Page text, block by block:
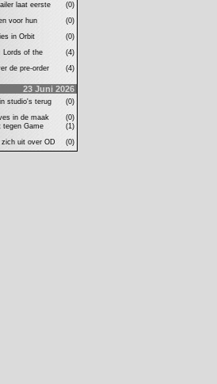
laat eerste
(0)
voor hun
(0)
in Orbit
(0)
Lords of the
(4)
de pre-order
(4)
23 Juni 2026
studio's terug
(0)
in de maak
(0)
tegen Game
(1)
uit over OD
(0)